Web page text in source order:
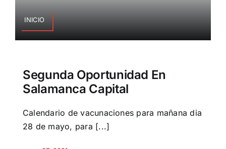
INICIO
Segunda Oportunidad En
Salamanca Capital
Calendario de vacunaciones para mañana dia
28 de mayo, para [...]